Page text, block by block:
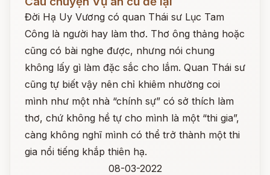
Đời Hạ Uy Vương có quan Thái sư Lục Tam
Công là người hay làm thơ. Thơ ông thảng hoặc
cũng có bài nghe được, nhưng nói chung
không lấy gì làm đặc sắc cho lắm. Quan Thái sư
cũng tự biết vậy nên chỉ khiêm nhường coi
mình như một nhà “chính sự” có sở thích làm
thơ, chứ không hề tự cho mình là một “thi gia”,
càng không nghĩ mình có thể trở thành một thi
gia nổi tiếng khắp thiên hạ.
08-03-2022